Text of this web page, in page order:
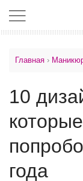
Главная ›
10
года